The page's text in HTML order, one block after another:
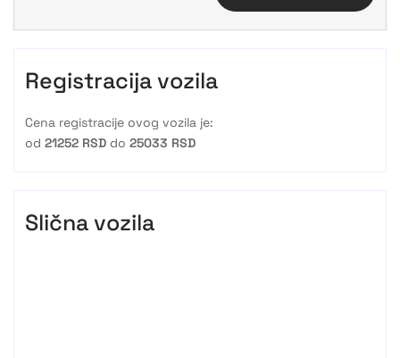
Registracija vozila
Cena registracije ovog vozila je:
od 21252 RSD do 25033 RSD
Slična vozila